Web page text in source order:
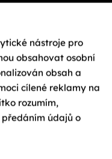
údajů
nástroje pro
obsahovat osobní
obsah a
cílené reklamy na
rozumím,
předáním údajů o